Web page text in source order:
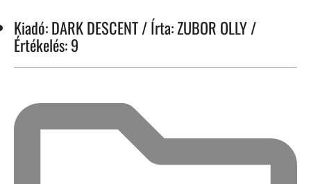
Kiadó: DARK DESCENT / Írta: ZUBOR OLLY /
Értékelés: 9